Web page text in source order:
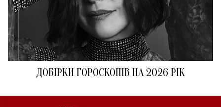
ДОБІРКИ ГОРОСКОПІВ НА 2026 РІК